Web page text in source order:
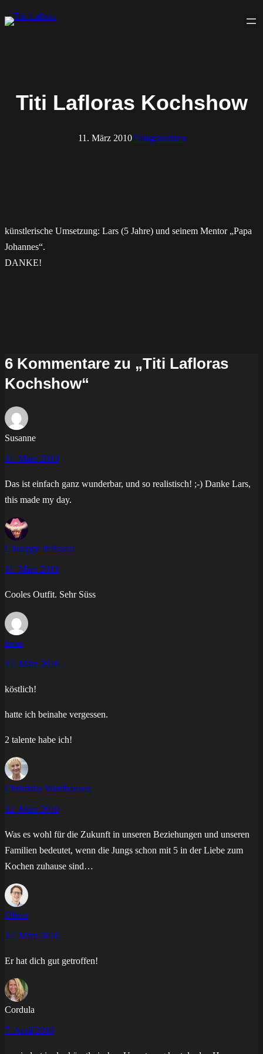
Zum
Inhalt
Titi Lafloras Kochshow
11. März 2010Alltagsnotizen
künstlerische Umsetzung: Lars (5 Jahre) und seinem Mentor „Papa
Johannes“.
DANKE!
6 Kommentare zu „Titi Lafloras
Kochshow“
Susanne
11. März 2010
Das ist einfach ganz wunderbar, und so realistisch! ;-) Danke Lars,
this made my day.
Giuseppe deBosco
11. März 2010
Cooles Outfit. Sehr Süss
irene
12. März 2010
köstlich!
hatte ich beinahe vergessen.
2 talente habe ich!
Christiane Windhausen
12. März 2010
Was es wohl für die Zukunft in unseren Beziehungen und unseren
Familien bedeutet, wenn die Jungs schon mit 5 in der Liebe zum
Kochen zuhause sind…
Oliver
17. März 2010
Er hat dich gut getroffen!
Cordula
7. April 2010